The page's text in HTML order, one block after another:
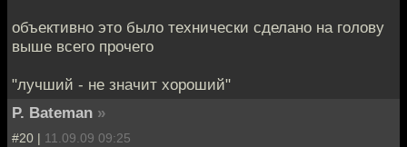
объективно это было технически сделано на голову
выше всего прочего
"лучший - не значит хороший"
P. Bateman »
#20 | 11.09.09 09:25